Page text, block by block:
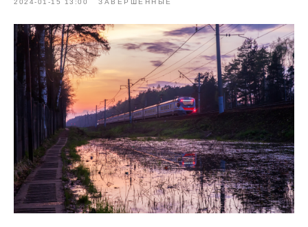
2024-01-15 13:00 ЗАВЕРШЕННЫЕ